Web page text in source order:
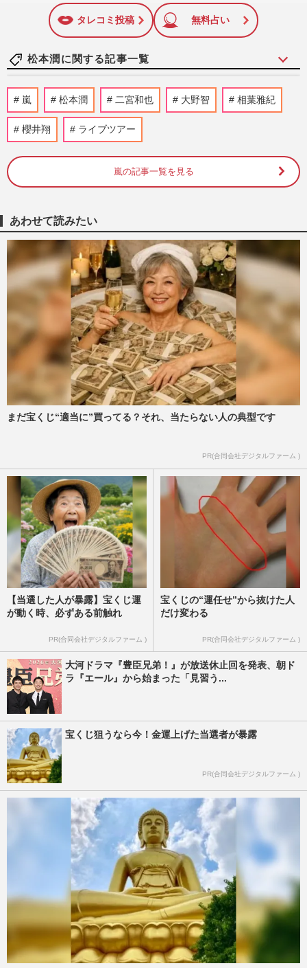
に追加
タレコミ投稿 無料占い
松本潤に関する記事一覧
嵐・松本潤、ライブ演出の次はアイドルプ
ロデュース！大手配信で“timelesz式”オー
ディション番組が進行中…
週刊女性2026年8月18日・25日号
『嵐』全メンバーのファンクラブ揃い踏み
で「相場ガン無視」顕著になった大野智
週刊女性PRIME
《ドラマ「リメイクしないでほしい」ラン
キング》織田裕二の『東京ラブストーリ
ー』『踊る大捜査線』を抑え…
週刊女性2026年7月28日・8月4日号 2026/7/20
嵐・大野智、STARTO社の退所発表に秘め
られた“引退”の本音「言わない美学」が示
すグループへの敬意と“5…
週刊女性2026年3月24日・31日号
『嵐』経済効果1000億円ラストツアー後、
嵐 松本潤 二宮和也 大野智 相葉雅紀
櫻井翔 ライブツアー
嵐の記事一覧を見る
あわせて読みたい
まだ宝くじ“適当に”買ってる？それ、当たらない人の典型です
PR(合同会社デジタルファーム )
【当選した人が暴露】宝くじ運
が動く時、必ずある前触れ
PR(合同会社デジタルファーム )
宝くじの“運任せ”から抜けた人
だけ変わる
PR(合同会社デジタルファーム )
大河ドラマ『豊臣兄弟！』が放送休止回を発表、朝ド
ラ『エール』から始まった「見習う...
宝くじ狙うなら今！金運上げた当選者が暴露
PR(合同会社デジタルファーム )